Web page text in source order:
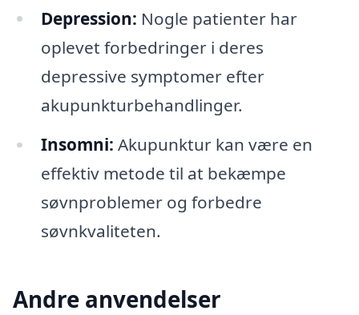
Depression: Nogle patienter har
oplevet forbedringer i deres
depressive symptomer efter
akupunkturbehandlinger.
Insomni: Akupunktur kan være en
effektiv metode til at bekæmpe
søvnproblemer og forbedre
søvnkvaliteten.
Andre anvendelser